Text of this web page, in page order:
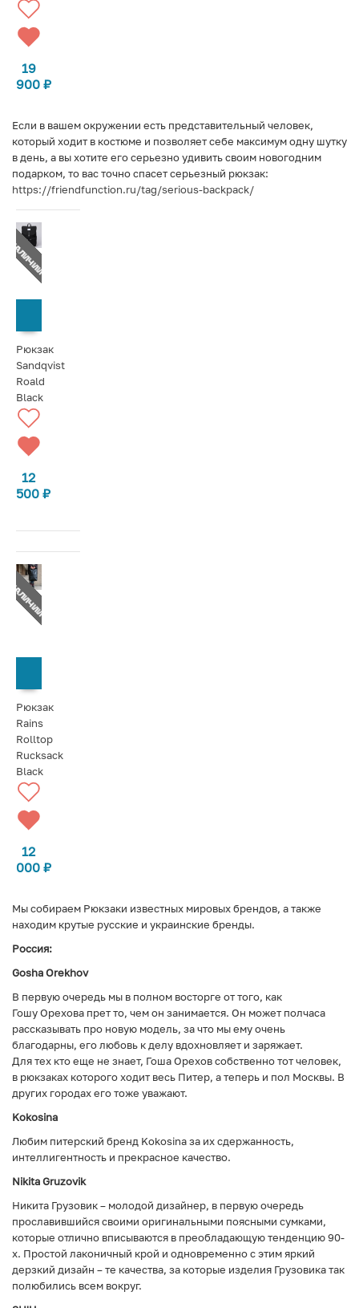
19
900 ₽
Если в вашем окружении есть представительный человек,
который ходит в костюме и позволяет себе максимум одну шутку
в день, а вы хотите его серьезно удивить своим новогодним
подарком, то вас точно спасет серьезный рюкзак:
https://friendfunction.ru/tag/serious-backpack/
Рюкзак
Sandqvist
Roald
Black
12
500 ₽
Рюкзак
Rains
Rolltop
Rucksack
Black
12
000 ₽
Мы собираем Рюкзаки известных мировых брендов, а также
находим крутые русские и украинские бренды.
Россия:
Gosha Orekhov
В первую очередь мы в полном восторге от того, как
Гошу Орехова прет то, чем он занимается. Он может полчаса
рассказывать про новую модель, за что мы ему очень
благодарны, его любовь к делу вдохновляет и заряжает.
Для тех кто еще не знает, Гоша Орехов собственно тот человек,
в рюкзаках которого ходит весь Питер, а теперь и пол Москвы. В
других городах его тоже уважают.
Kokosina
Любим питерский бренд Kokosina за их сдержанность,
интеллигентность и прекрасное качество.
Nikita Gruzovik
Никита Грузовик – молодой дизайнер, в первую очередь
прославившийся своими оригинальными поясными сумками,
которые отлично вписываются в преобладающую тенденцию 90-
х. Простой лаконичный крой и одновременно с этим яркий
дерзкий дизайн – те качества, за которые изделия Грузовика так
полюбились всем вокруг.